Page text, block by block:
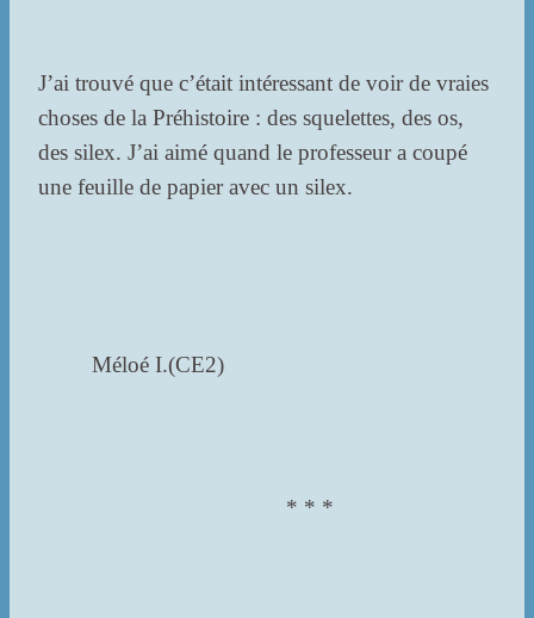
J’ai trouvé que c’était intéressant de voir de vraies
choses de la Préhistoire : des squelettes, des os,
des silex. J’ai aimé quand le professeur a coupé
une feuille de papier avec un silex.
Méloé I.(CE2)
* * *